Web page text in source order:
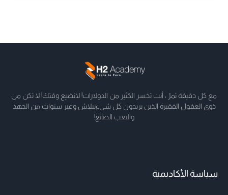
مع كل دقيقة تمرّ ، أنت تخسر الكثير من الدولارات! لاتضيع وقتك! لا تكن من
ذوي العقول الفقيرة الذين يريدون كل شيءببلاش وعبر سنوات من الجهد
والتعب الضائع!
سياسة الأكاديمية